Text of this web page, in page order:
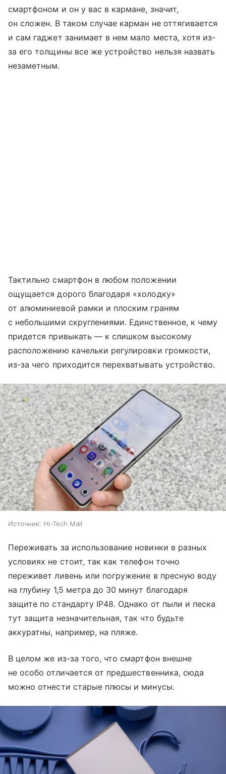
смартфоном и он у вас в кармане, значит,
он сложен. В таком случае карман не оттягивается
и сам гаджет занимает в нем мало места, хотя из-
за его толщины все же устройство нельзя назвать
незаметным.
Тактильно смартфон в любом положении
ощущается дорого благодаря «холодку»
от алюминиевой рамки и плоским граням
с небольшими скруглениями. Единственное, к чему
придется привыкать — к слишком высокому
расположению качельки регулировки громкости,
из-за чего приходится перехватывать устройство.
Источник: Hi-Tech Mail
Переживать за использование новинки в разных
условиях не стоит, так как телефон точно
переживет ливень или погружение в пресную воду
на глубину 1,5 метра до 30 минут благодаря
защите по стандарту IP48. Однако от пыли и песка
тут защита незначительная, так что будьте
аккуратны, например, на пляже.
В целом же из-за того, что смартфон внешне
не особо отличается от предшественника, сюда
можно отнести старые плюсы и минусы.